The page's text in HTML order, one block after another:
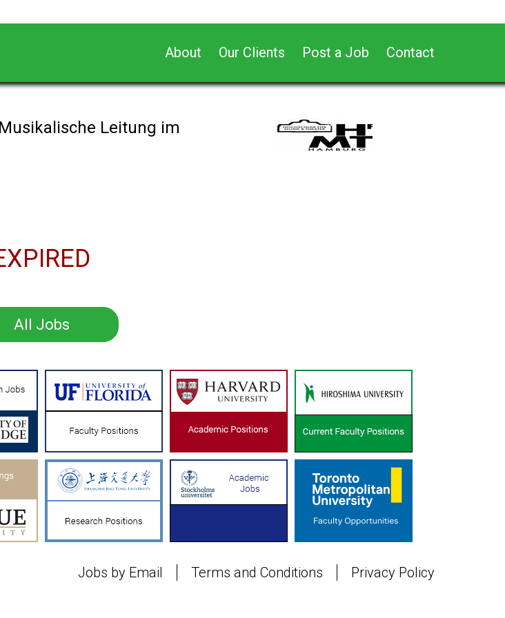
About Our Clients Post a Job Contact
Leitung im
All Jobs
Jobs by Email Terms and Conditions Privacy Policy